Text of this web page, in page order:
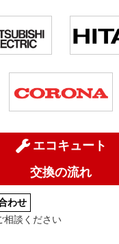
エコキュート
交換の流れ
わせ
相談ください